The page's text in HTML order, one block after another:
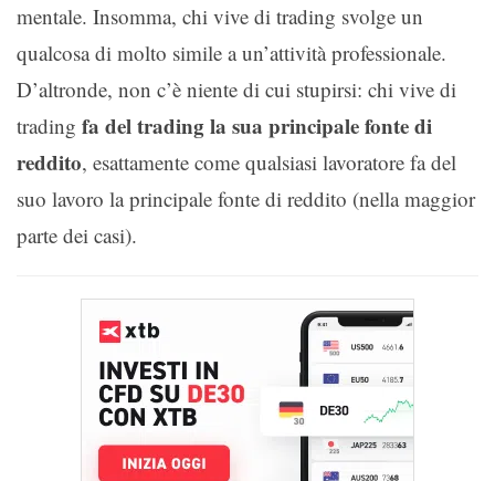
mentale. Insomma, chi vive di trading svolge un
qualcosa di molto simile a un’attività professionale.
D’altronde, non c’è niente di cui stupirsi: chi vive di
trading fa del trading la sua principale fonte di
reddito, esattamente come qualsiasi lavoratore fa del
suo lavoro la principale fonte di reddito (nella maggior
parte dei casi).